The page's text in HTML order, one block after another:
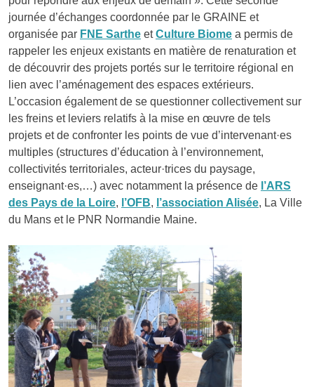
journée d’échanges coordonnée par le GRAINE et
organisée par FNE Sarthe etCulture Biome a permis de
rappeler les enjeux existants en matière de renaturation et
de découvrir des projets portés sur le territoire régional en
lien avec l’aménagement des espaces extérieurs.
L’occasion également de se questionner collectivement sur
les freins et leviers relatifs à la mise en œuvre de tels
projets et de confronter les points de vue d’intervenant·es
multiples (structures d’éducation à l’environnement,
collectivités territoriales, acteur·trices du paysage,
enseignant·es,…) avec notamment la présence de l’ARS
des Pays de la Loire, l’OFB, l’association Alisée, La Ville
du Mans et le PNR Normandie Maine.